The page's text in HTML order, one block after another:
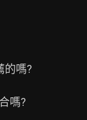
的嗎?
嗎?